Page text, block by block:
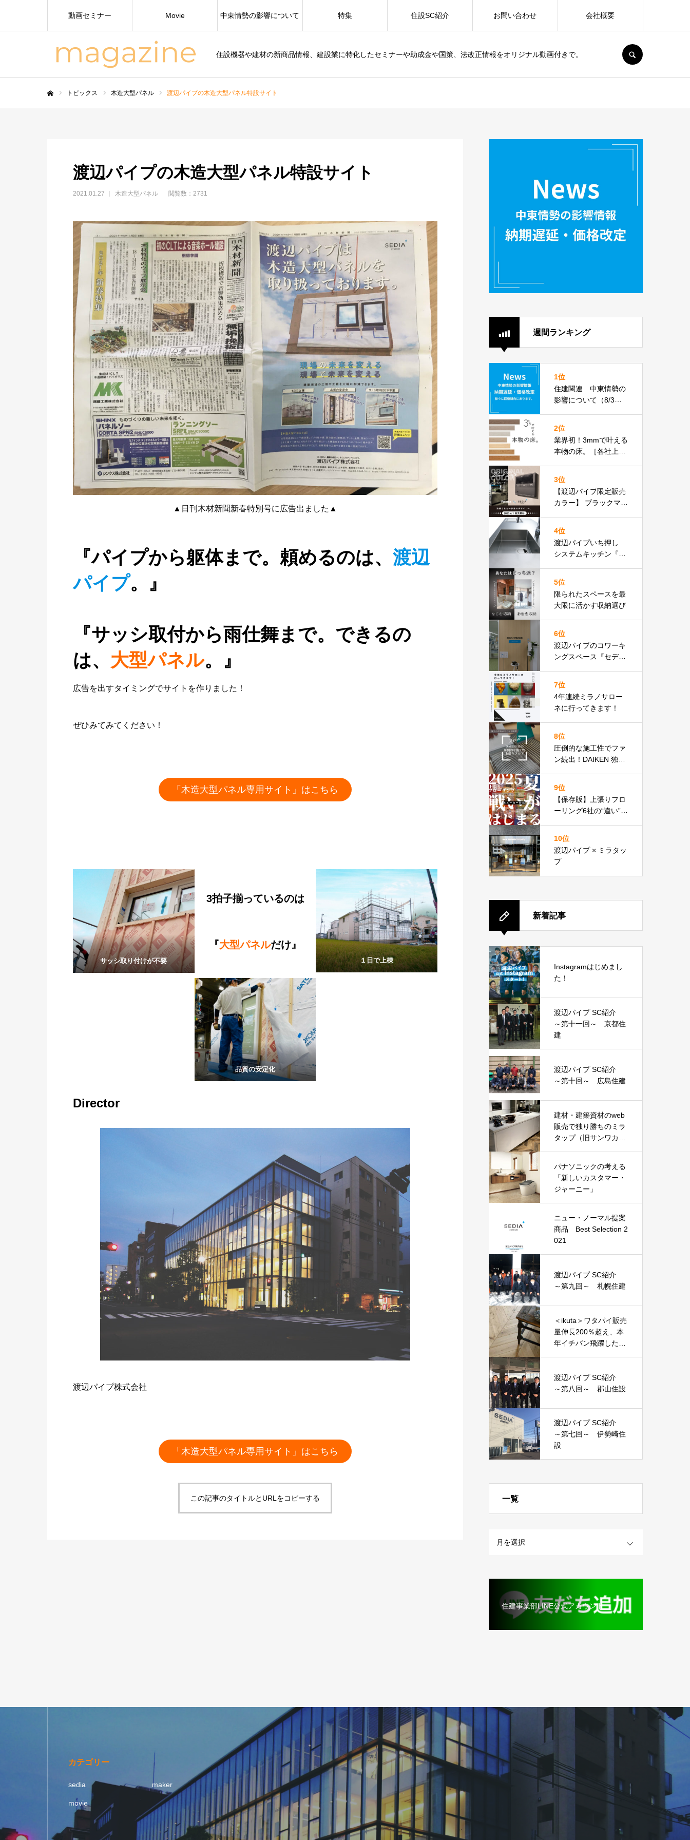
住設機器や建材の新商品情報、建設業に特化したセミナーや助成金や国策、法改正情報をオリジナル動画付きで。
動画セミナー Movie 中東情勢の影響について 特集 住設SC紹介 お問い合わせ 会社概要
トピックス 木造大型パネル 渡辺パイプの木造大型パネル特設サイト
渡辺パイプの木造大型パネル特設サイト
2021.01.27 木造大型パネル 閲覧数：2731
▲日刊木材新聞新春特別号に広告出ました▲
『パイプから躯体まで。頼めるのは、 渡辺
パイプ。』
『サッシ取付から雨仕舞まで。できるの
は、 大型パネル。 』
広告を出すタイミングでサイトを作りました！
ぜひみてみてください！
「木造大型パネル専用サイト」はこちら
サッシ取り付けが不要
3拍子揃っているのは
『大型パネルだけ』
品質の安定化
１日で上棟
Director
渡辺パイプ株式会社
「木造大型パネル専用サイト」はこちら
この記事のタイトルとURLをコピーする
週間ランキング
1位
住建関連 中東情勢の
影響について（8/3更
2位
業界初！3mmで叶える
本物の床。［各社上張
3位
【渡辺パイプ限定販売
カラー】 ブラックマッ
4位
渡辺パイプいち押し
システムキッチン『３
5位
限られたスペースを最
大限に活かす収納選び
6位
渡辺パイプのコワーキ
ングスペース『セディ
テンドのクロージング
にぜひ。
7位
4年連続ミラノサロー
ネに行ってきます！
8位
圧倒的な施工性でファ
ン続出！DAIKEN 独自
9位
【保存版】上張りフロ
ーリング6社の“違い”見
10位
渡辺パイプ × ミラタッ
プ
新着記事
Instagramはじめまし
た！
渡辺パイプ SC紹介
～第十一回～ 京都住
建
渡辺パイプ SC紹介
～第十回～ 広島住建
建材・建築資材のweb
販売で独り勝ちのミラ
タップ（旧サンワカン
ノーマル商品』
パナソニックの考える
「新しいカスタマー・
ジャーニー」
ニュー・ノーマル提案
商品 Best Selection 2
021
渡辺パイプ SC紹介
～第九回～ 札幌住建
＜ikuta＞ワタパイ販売
量伸長200％超え、本
年イチバン飛躍した建
渡辺パイプ SC紹介
～第八回～ 郡山住設
渡辺パイプ SC紹介
～第七回～ 伊勢崎住
設
一覧
住建事業部LINE公式アカウント
カテゴリー
sedia maker
movie